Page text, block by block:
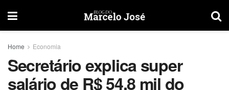
Home Economia
Secretário explica super
salário de R$ 54,8 mil do